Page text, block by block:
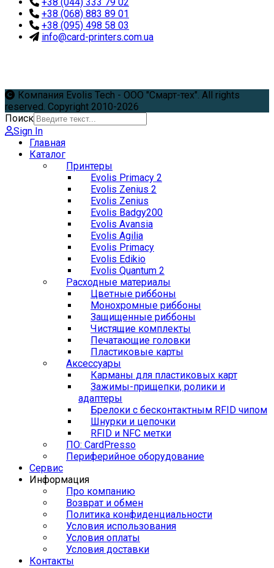
+38 (044) 333 79 02
+38 (068) 883 89 01
+38 (095) 498 58 03
info@card-printers.com.ua
Компания Evolis Tech - ООО "Смарт-тех". All rights
reserved. Copyright 2010-2026
Поиск
Sign In
Главная
Каталог
Принтеры
Evolis Primacy 2
Evolis Zenius 2
Evolis Zenius
Evolis Badgy200
Evolis Avansia
Evolis Agilia
Evolis Primacy
Evolis Edikio
Evolis Quantum 2
Расходные материалы
Цветные риббоны
Монохромные риббоны
Защищенные риббоны
Чистящие комплекты
Печатающие головки
Пластиковые карты
Аксессуары
Карманы для пластиковых карт
Зажимы-прищепки, ролики и
адаптеры
Брелоки с бесконтактным RFID чипом
Шнурки и цепочки
RFID и NFC метки
ПО: CardPresso
Периферийное оборудование
Сервис
Информация
Про компанию
Возврат и обмен
Политика конфиденциальности
Условия использования
Условия оплаты
Условия доставки
Контакты